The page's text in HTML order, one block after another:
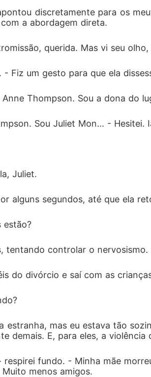
discretamente para os
a abordagem direta.
querida. Mas vi seu
Fiz um gesto para que ela
Thompson. Sou a dona do
Sou Juliet Mon... -
Juliet.
alguns segundos, até que ela
estão?
tentando controlar o nervosismo.
do divórcio e saí com as
estranha, mas eu estava tão
demais. E, para eles, a
fundo. - Minha mãe
menos amigos.